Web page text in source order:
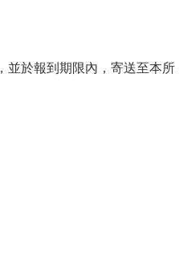
，並於報到期限內，寄送至本